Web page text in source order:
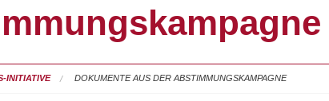
INITIATIVE DOKUMENTE AUS DER ABSTIMMUNGSKAMPAGNE